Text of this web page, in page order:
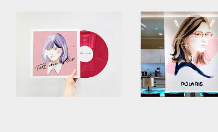
Tell me a lie   -
Personal work
POLARIS キー
アル